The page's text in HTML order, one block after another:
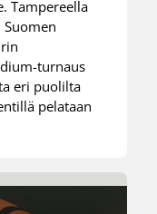
Tampereella
turnaus
eri puolilta
pelataan